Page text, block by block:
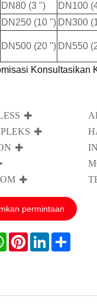
DN80 (3 ") DN100
DN250 (10 ") DN300
DN500 (20 ") DN550
Konsultasikan
permintaan
WhatsApp
PinterestLinkedInShare